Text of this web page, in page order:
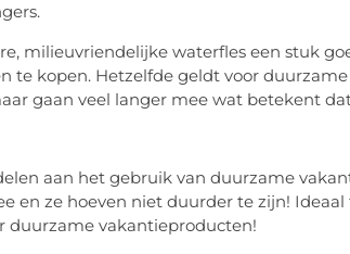
milieuvriendelijke waterfles een stuk
te kopen. Hetzelfde geldt voor
gaan veel langer mee wat betekent
aan het gebruik van duurzame
en ze hoeven niet duurder te zijn!
duurzame vakantieproducten!